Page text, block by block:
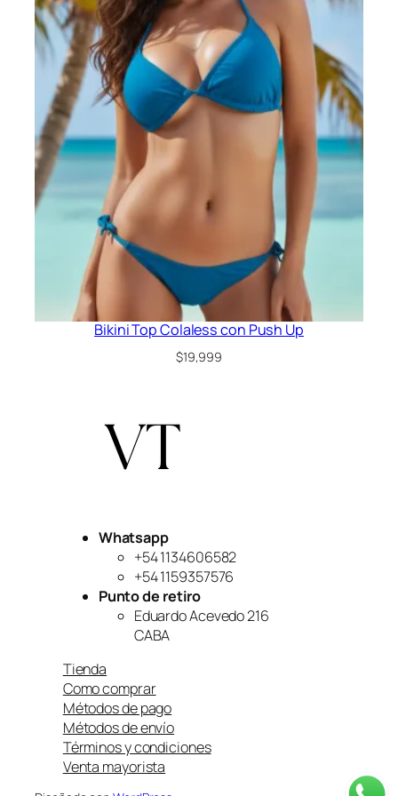
era:
$44,999.
actual
es:
$34,999.
Bikini Top Colaless con Push Up
$19,999
Whatsapp
+54 1134606582
+54 1159357576
Punto de retiro
Eduardo Acevedo 216
CABA
Tienda
Como comprar
Métodos de pago
Métodos de envío
Términos y condiciones
Venta mayorista